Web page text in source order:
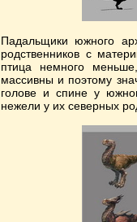
Падальщики южного
родственников с
птица немного
массивны и поэтому
голове и спине у
нежели у их северных